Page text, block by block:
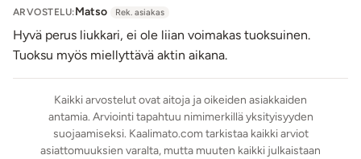
Turvallinen EasyGlide-liukuvoide sopii kaikenlaiseen
seksiin, yhdyntään ja sooloseksiin. Voit huoletta käyttää
tätä luonnonkumi (lateksi) kondomin ja kaikkien
Vegaaninen tuote. Vegaaninen liukaste ei sisällä
parabeeneja, mikromuoveja, silikonia tai väriaineita. Tuote
ARVOSTELU:Matso Rek. asiakas
Hyvä perus liukkari, ei ole liian voimakas tuoksuinen.
Tuoksu myös miellyttävä aktin aikana.
Kaikki arvostelut ovat aitoja ja oikeiden asiakkaiden
antamia. Arviointi tapahtuu nimimerkillä yksityisyyden
suojaamiseksi. Kaalimato.com tarkistaa kaikki arviot
asiattomuuksien varalta, mutta muuten kaikki julkaistaan